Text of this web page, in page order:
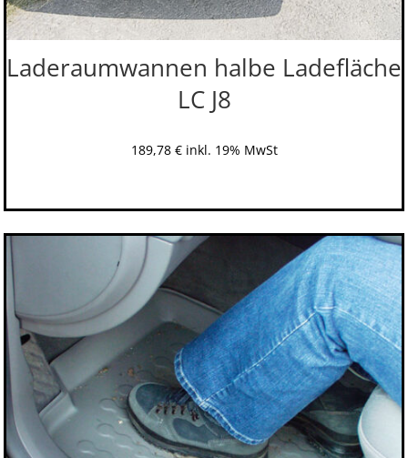
Laderaumwannen halbe Ladefläche
LC J8
189,78 € inkl. 19% MwSt